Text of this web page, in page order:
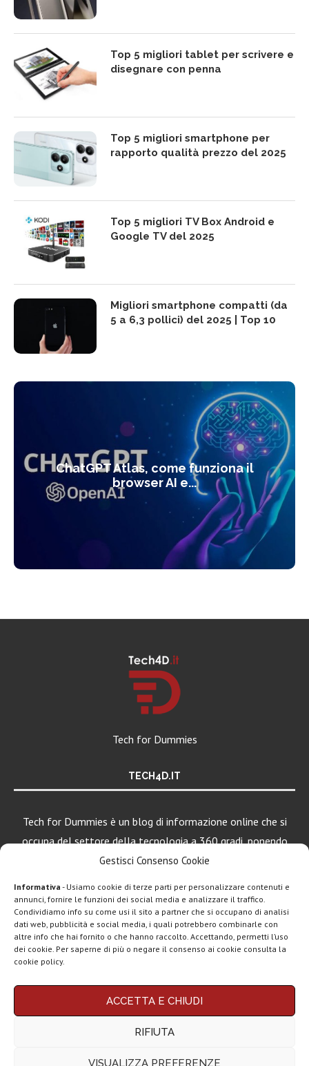
Gestisci Consenso Cookie
Informativa - Usiamo cookie di terze parti per personalizzare contenuti e
annunci, fornire le funzioni dei social media e analizzare il traffico.
Condividiamo info su come usi il sito a partner che si occupano di analisi
dati web, pubblicità e social media, i quali potrebbero combinarle con
altre info che hai fornito o che hanno raccolto. Accettando, permetti l’uso
dei cookie. Per saperne di più o negare il consenso ai cookie consulta la
cookie policy.
ACCETTA E CHIUDI
RIFIUTA
VISUALIZZA PREFERENZE
Top 5 migliori tablet per scrivere e
disegnare con penna
Top 5 migliori smartphone per
rapporto qualità prezzo del 2025
Top 5 migliori TV Box Android e
Google TV del 2025
Migliori smartphone compatti (da
5 a 6,3 pollici) del 2025 | Top 10
ChatGPT Atlas, come funziona il
browser AI e...
Tech for Dummies
TECH4D.IT
Tech for Dummies è un blog di informazione online che si
occupa del settore della tecnologia a 360 gradi, ponendo
una particolare attenzione al mondo Android, Apple e
Chi siamo Contatti Disclaimer Privacy policy
Questo blog non rappresenta una testata giornalistica in quanto viene aggiornato
LEGGI ANCHE
Apple lancia